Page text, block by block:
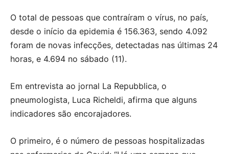
O total de pessoas que contraíram o vírus, no país,
desde o início da epidemia é 156.363, sendo 4.092
foram de novas infecções, detectadas nas últimas 24
horas, e 4.694 no sábado (11).
Em entrevista ao jornal La Repubblica, o
pneumologista, Luca Richeldi, afirma que alguns
indicadores são encorajadores.
O primeiro, é o número de pessoas hospitalizadas